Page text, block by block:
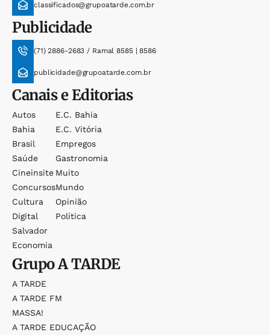
classificados@grupoatarde.com.br
Publicidade
(71) 2886-2683 / Ramal 8585 | 8586
publicidade@grupoatarde.com.br
Canais e Editorias
Autos
Bahia
Brasil
Saúde
Cineinsite
Concursos
Cultura
Digital
Salvador
Economia
E.c. Bahia
E.c. Vitória
Empregos
Gastronomia
Muito
Mundo
Opinião
Política
GrupoA TARDE
A TARDE
A TARDE FM
MASSA!
A TARDE EDUCAÇÃO